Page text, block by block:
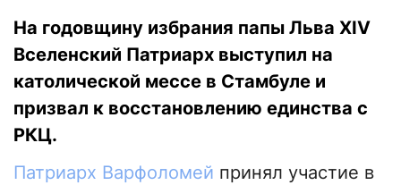
На годовщину избрания папы Льва XIV
Вселенский Патриарх выступил на
католической мессе в Стамбуле и
призвал к восстановлению единства с
РКЦ.
Патриарх Варфоломей принял участие в